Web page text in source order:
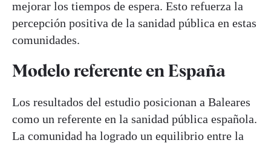
mejorar los tiempos de espera. Esto refuerza la
percepción positiva de la sanidad pública en estas
comunidades.
Modelo referente en España
Los resultados del estudio posicionan a Baleares
como un referente en la sanidad pública española.
La comunidad ha logrado un equilibrio entre la